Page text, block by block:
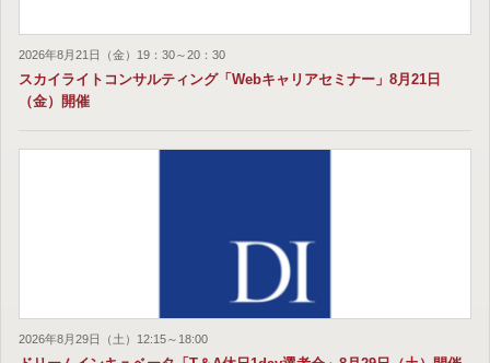
2026年8月21日（金）19：30～20：30
スカイライトコンサルティング「Webキャリアセミナー」8月21日
（金）開催
2026年8月29日（土）12:15～18:00